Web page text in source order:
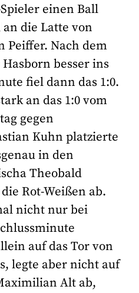
einen Ball
die Latte von
Peiffer. Nach dem
besser ins
fiel dann das 1:0.
an das 1:0 vom
gegen
Kuhn platzierte
in den
Theobald
Rot-Weißen ab.
nicht nur bei
auf das Tor von
legte aber nicht auf
Alt ab,